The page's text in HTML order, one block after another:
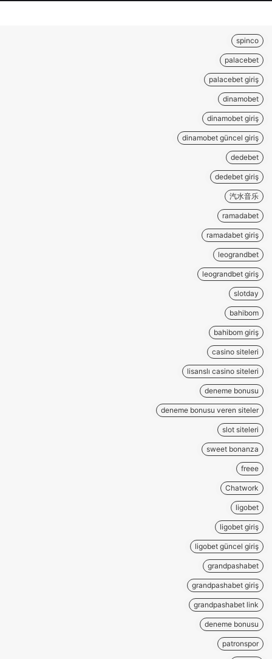
spinco
palacebet
palacebet giriş
dinamobet
dinamobet giriş
dinamobet güncel giriş
dedebet
dedebet giriş
汽水音乐
ramadabet
ramadabet giriş
leograndbet
leograndbet giriş
slotday
bahibom
bahibom giriş
casino siteleri
lisanslı casino siteleri
deneme bonusu
deneme bonusu veren siteler
slot siteleri
sweet bonanza
freee
Chatwork
ligobet
ligobet giriş
ligobet güncel giriş
grandpashabet
grandpashabet giriş
grandpashabet link
deneme bonusu
patronspor